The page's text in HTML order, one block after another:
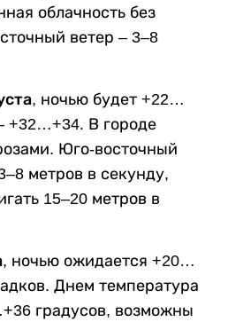
облачность без
ветер – 3–8
ночью будет +22…
+32…+34. В городе
Юго-восточный
метров в секунду,
15–20 метров в
ночью ожидается +20…
Днем температура
градусов, возможны